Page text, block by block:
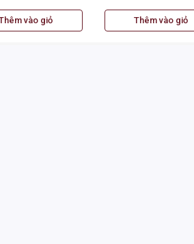
vào giỏ Thêm vào giỏ